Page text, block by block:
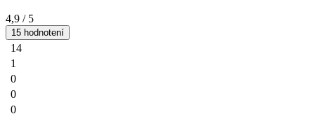
4,9 / 5
15 hodnotení
14
1
0
0
0